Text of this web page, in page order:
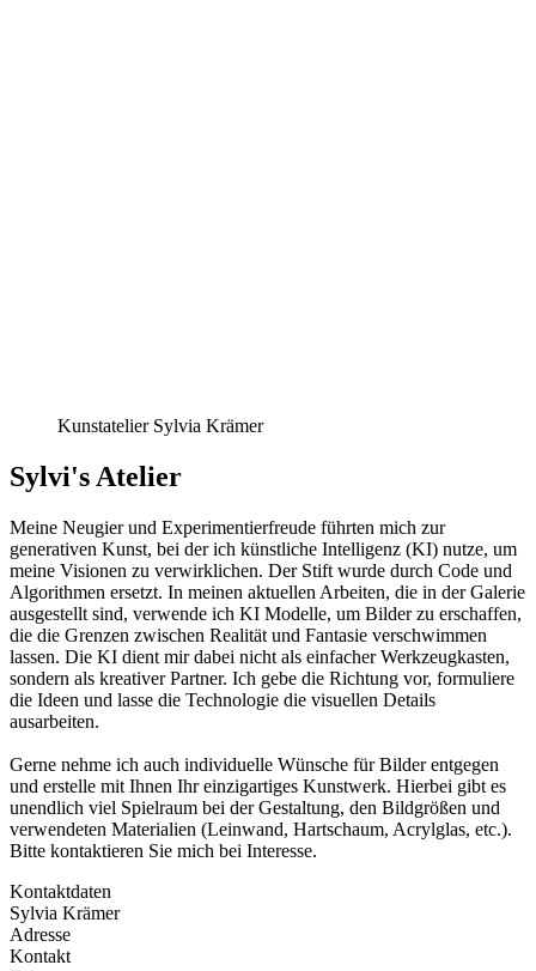
Kunstatelier Sylvia Krämer
Sylvi's Atelier
Meine Neugier und Experimentierfreude führten mich zur
generativen Kunst, bei der ich künstliche Intelligenz (KI) nutze, um
meine Visionen zu verwirklichen. Der Stift wurde durch Code und
Algorithmen ersetzt. In meinen aktuellen Arbeiten, die in der Galerie
ausgestellt sind, verwende ich KI Modelle, um Bilder zu erschaffen,
die die Grenzen zwischen Realität und Fantasie verschwimmen
lassen. Die KI dient mir dabei nicht als einfacher Werkzeugkasten,
sondern als kreativer Partner. Ich gebe die Richtung vor, formuliere
die Ideen und lasse die Technologie die visuellen Details
ausarbeiten.
Gerne nehme ich auch individuelle Wünsche für Bilder entgegen
und erstelle mit Ihnen Ihr einzigartiges Kunstwerk. Hierbei gibt es
unendlich viel Spielraum bei der Gestaltung, den Bildgrößen und
verwendeten Materialien (Leinwand, Hartschaum, Acrylglas, etc.).
Bitte kontaktieren Sie mich bei Interesse.
Kontaktdaten
Sylvia Krämer
Adresse
Kontakt